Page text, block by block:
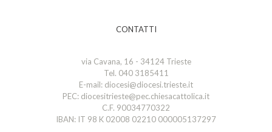
CONTATTI
via Cavana, 16 - 34124 Trieste
Tel. 040 3185411
E-mail: diocesi@diocesi.trieste.it
PEC: diocesitrieste@pec.chiesacattolica.it
C.F. 90034770322
IBAN: IT 98 K 02008 02210 000005137297